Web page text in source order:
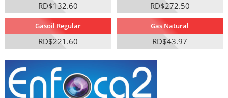
RD$132.60 RD$272.50
Gasoil Regular
RD$221.60
Gas Natural
RD$43.97